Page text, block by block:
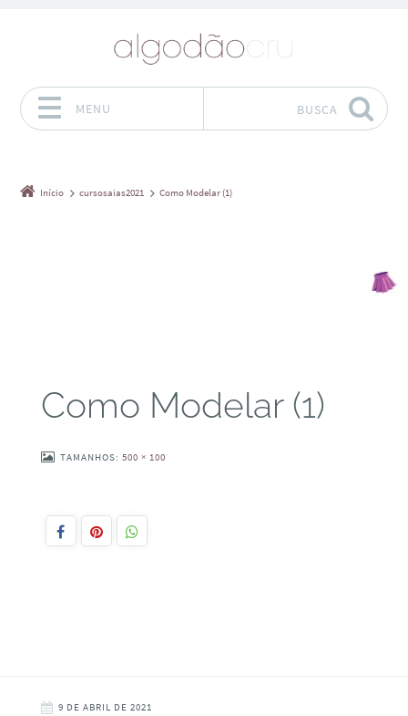
MENU BUSCA
Início cursosaias2021 Como Modelar (1)
Como Modelar (1)
TAMANHOS: 500 × 100
9 DE ABRIL DE 2021